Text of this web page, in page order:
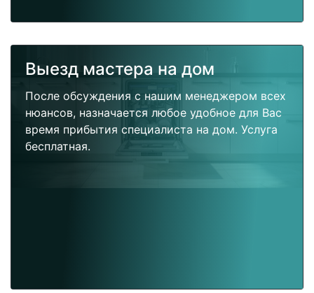
Выезд мастера на дом
После обсуждения с нашим менеджером всех
нюансов, назначается любое удобное для Вас
время прибытия специалиста на дом. Услуга
бесплатная.